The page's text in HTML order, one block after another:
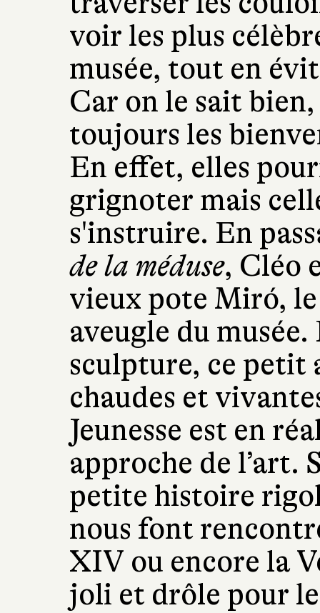
voir les plus
musée, tout en
Car on le sait
toujours les
En effet, elles
grignoter mais
s'instruire. En
de la méduse, Cléo
vieux pote Miró,
aveugle du
sculpture, ce petit
chaudes et
Jeunesse est en
approche de l’art.
petite histoire
nous font
XIV ou encore la
joli et drôle pour